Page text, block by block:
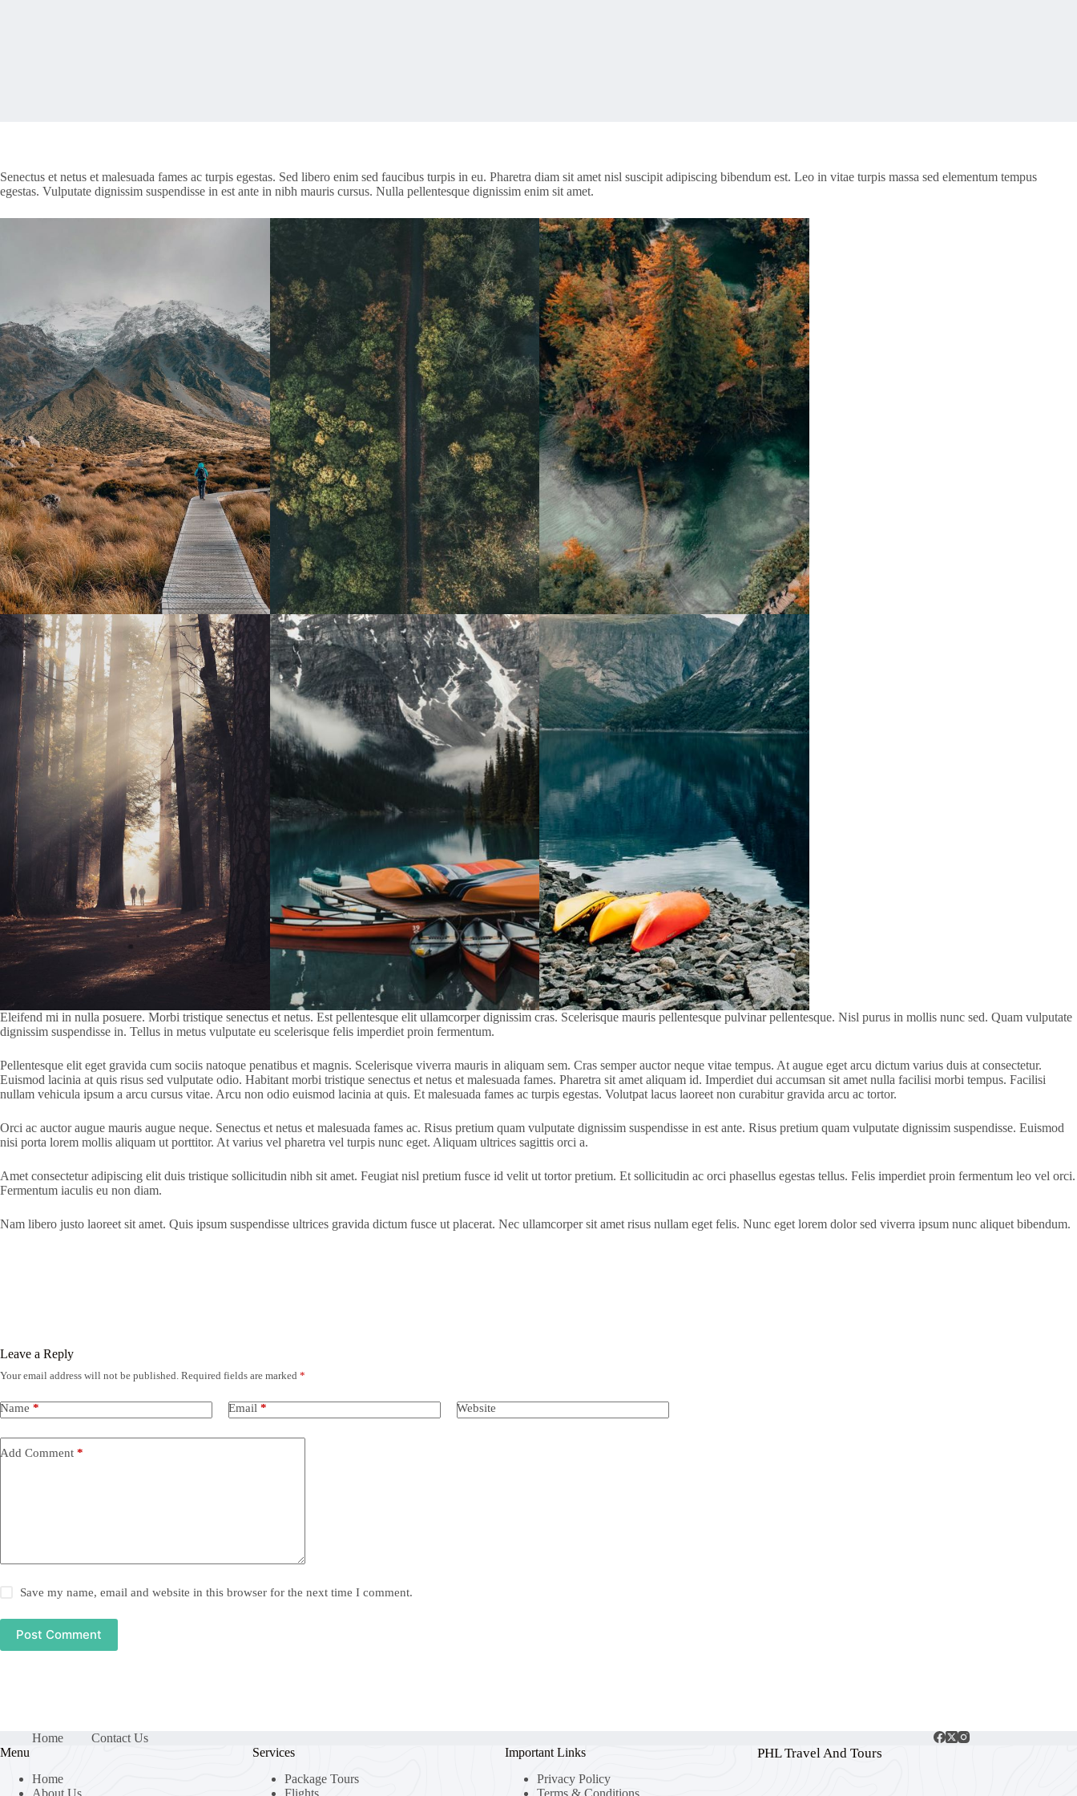
Senectus et netus et malesuada fames ac turpis egestas. Sed libero enim sed faucibus turpis in eu. Pharetra diam sit amet nisl suscipit adipiscing bibendum est. Leo in vitae turpis massa sed elementum tempus
egestas. Vulputate dignissim suspendisse in est ante in nibh mauris cursus. Nulla pellentesque dignissim enim sit amet.
Eleifend mi in nulla posuere. Morbi tristique senectus et netus. Est pellentesque elit ullamcorper dignissim cras. Scelerisque mauris pellentesque pulvinar pellentesque. Nisl purus in mollis nunc sed. Quam vulputate
dignissim suspendisse in. Tellus in metus vulputate eu scelerisque felis imperdiet proin fermentum.
Pellentesque elit eget gravida cum sociis natoque penatibus et magnis. Scelerisque viverra mauris in aliquam sem. Cras semper auctor neque vitae tempus. At augue eget arcu dictum varius duis at consectetur.
Euismod lacinia at quis risus sed vulputate odio. Habitant morbi tristique senectus et netus et malesuada fames. Pharetra sit amet aliquam id. Imperdiet dui accumsan sit amet nulla facilisi morbi tempus. Facilisi
nullam vehicula ipsum a arcu cursus vitae. Arcu non odio euismod lacinia at quis. Et malesuada fames ac turpis egestas. Volutpat lacus laoreet non curabitur gravida arcu ac tortor.
Orci ac auctor augue mauris augue neque. Senectus et netus et malesuada fames ac. Risus pretium quam vulputate dignissim suspendisse in est ante. Risus pretium quam vulputate dignissim suspendisse. Euismod
nisi porta lorem mollis aliquam ut porttitor. At varius vel pharetra vel turpis nunc eget. Aliquam ultrices sagittis orci a.
Amet consectetur adipiscing elit duis tristique sollicitudin nibh sit amet. Feugiat nisl pretium fusce id velit ut tortor pretium. Et sollicitudin ac orci phasellus egestas tellus. Felis imperdiet proin fermentum leo vel orci.
Fermentum iaculis eu non diam.
Nam libero justo laoreet sit amet. Quis ipsum suspendisse ultrices gravida dictum fusce ut placerat. Nec ullamcorper sit amet risus nullam eget felis. Nunc eget lorem dolor sed viverra ipsum nunc aliquet bibendum.
Leave a Reply
Your email address will not be published. Required fields are marked *
Name * Email * Website
Add Comment *
Save my name, email and website in this browser for the next time I comment.
Post Comment
Home
Contact Us
Menu
Home
About Us
Services
Package Tours
Flights
Important Links
Privacy Policy
Terms & Conditions
PHL Travel And Tours